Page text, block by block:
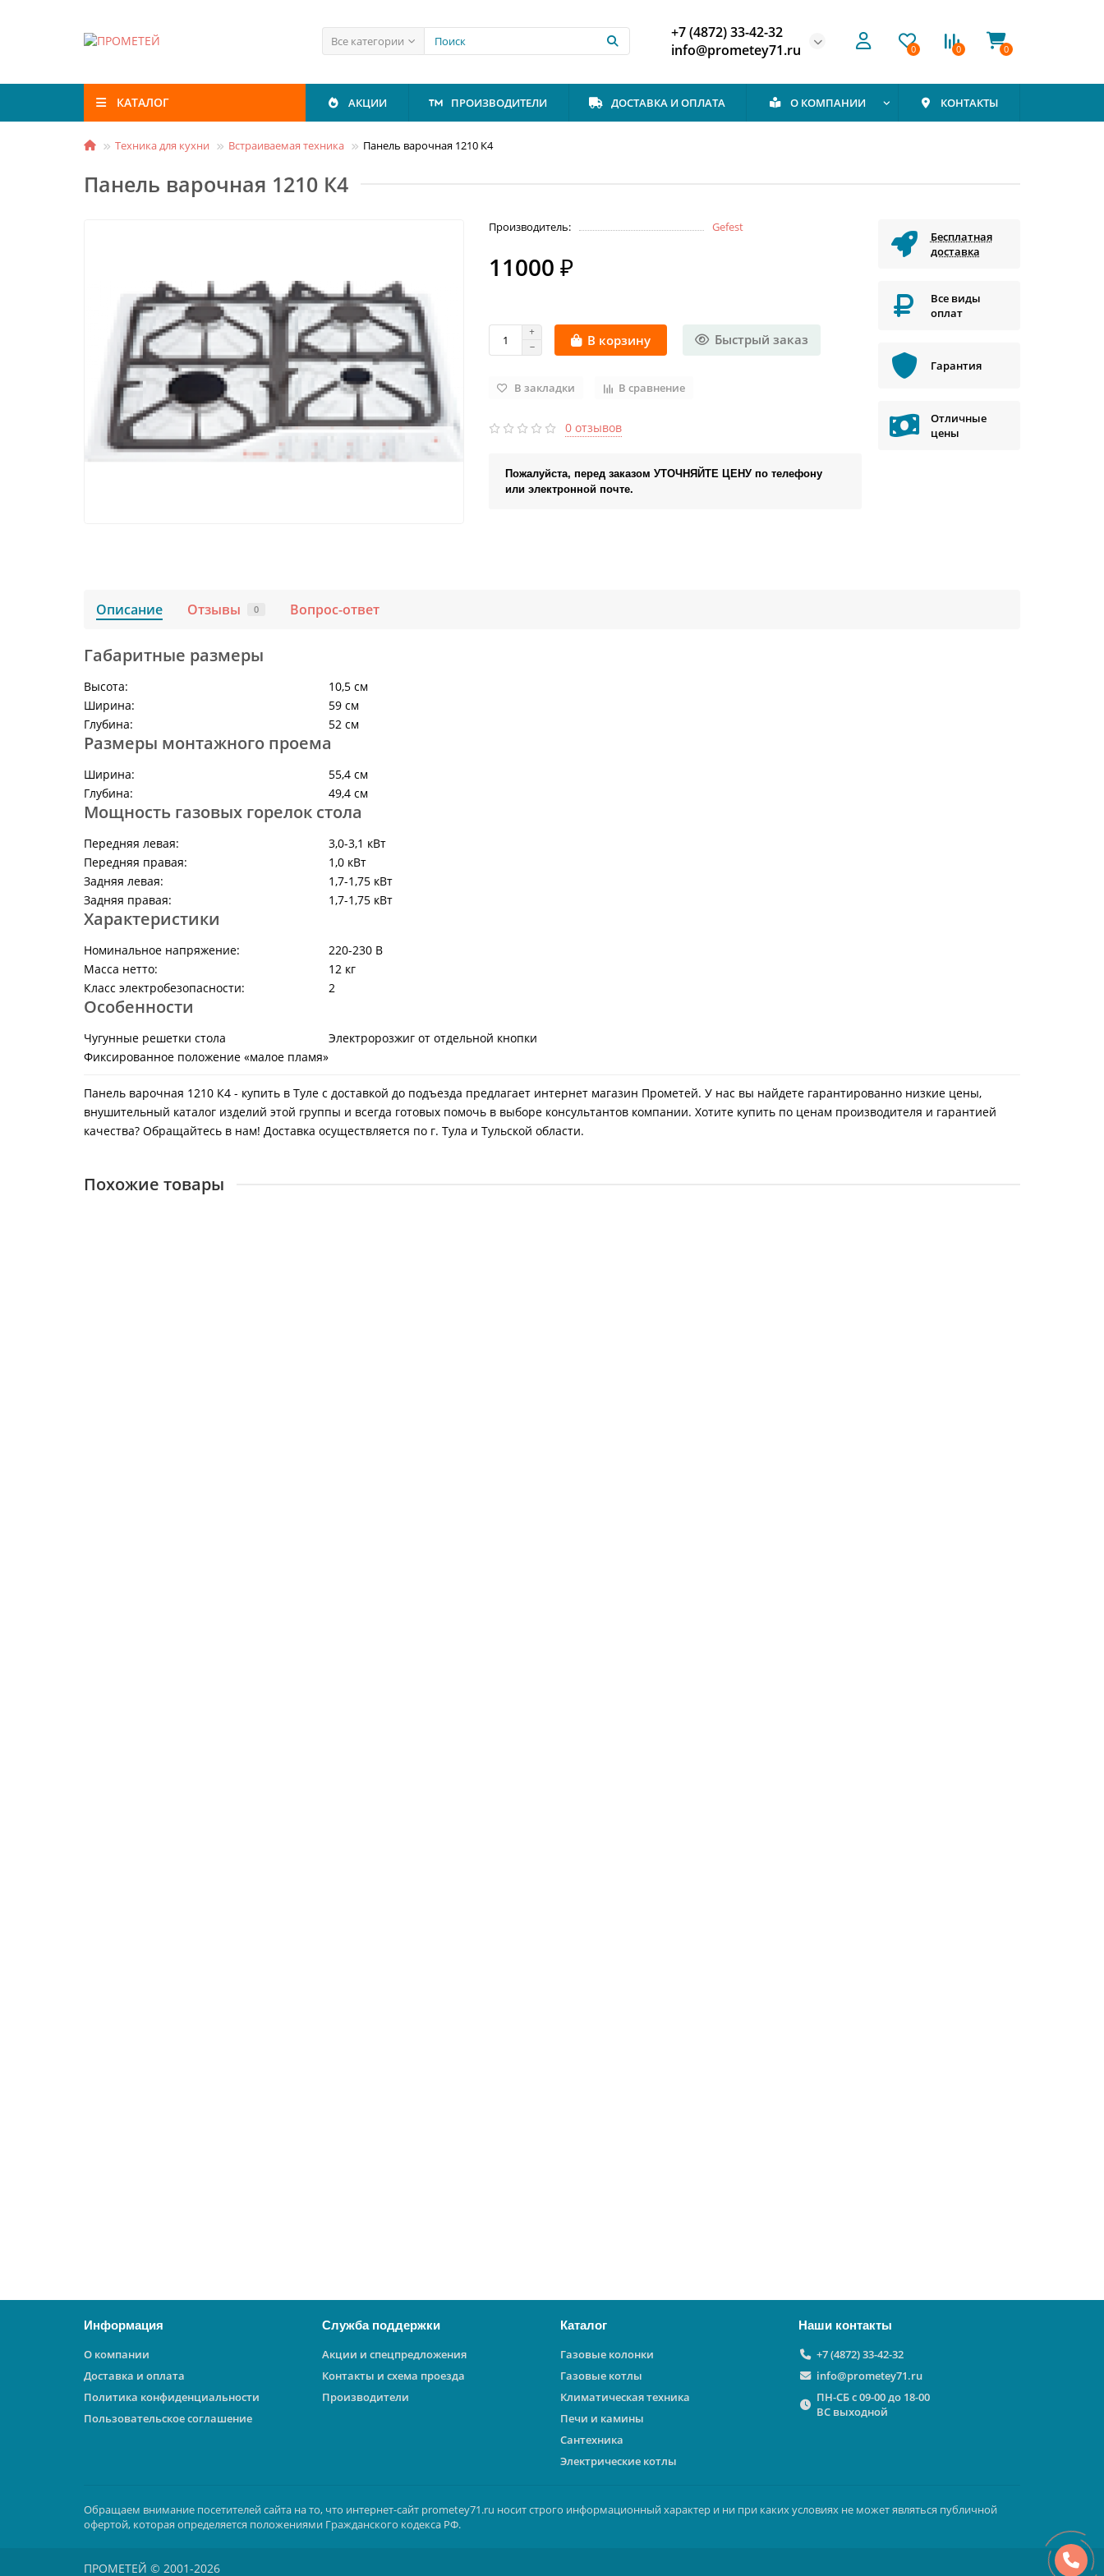
Все категории
+7 (4872) 33-42-32
info@prometey71.ru
0 0 0
КАТАЛОГ АКЦИИ ПРОИЗВОДИТЕЛИ ДОСТАВКА И ОПЛАТА О КОМПАНИИ КОНТАКТЫ
Техника для кухни Встраиваемая техника Панель варочная 1210 К4
Панель варочная 1210 К4
Производитель: Gefest
11000 ₽
В корзину Быстрый заказ
В закладки В сравнение
0 отзывов
Пожалуйста, перед заказом УТОЧНЯЙТЕ ЦЕНУ по телефону
или электронной почте.
Бесплатная
доставка
Все виды
оплат
Гарантия
Отличные
цены
Описание Отзывы 0 Вопрос-ответ
Габаритные размеры
Высота:
10,5 см
Ширина:
59 см
Глубина:
52 см
Размеры монтажного проема
Ширина:
55,4 см
Глубина:
49,4 см
Мощность газовых горелок стола
Передняя левая:
3,0-3,1 кВт
Передняя правая:
1,0 кВт
Задняя левая:
1,7-1,75 кВт
Задняя правая:
1,7-1,75 кВт
Характеристики
Номинальное напряжение:
220-230 В
Масса нетто:
12 кг
Класс электробезопасности:
2
Особенности
Чугунные решетки стола
Электророзжиг от отдельной кнопки
Фиксированное положение «малое пламя»
Панель варочная 1210 К4 - купить в Туле с доставкой до подъезда предлагает интернет магазин Прометей. У нас вы найдете гарантированно низкие цены,
внушительный каталог изделий этой группы и всегда готовых помочь в выборе консультантов компании. Хотите купить по ценам производителя и гарантией
качества? Обращайтесь в нам! Доставка осуществляется по г. Тула и Тульской области.
Похожие товары
Информация
О компании
Доставка и оплата
Политика конфиденциальности
Пользовательское соглашение
Служба поддержки
Акции и спецпредложения
Контакты и схема проезда
Производители
Каталог
Газовые колонки
Газовые котлы
Климатическая техника
Печи и камины
Сантехника
Электрические котлы
Наши контакты
+7 (4872) 33-42-32
info@prometey71.ru
ПН-СБ с 09-00 до 18-00
ВС выходной
Обращаем внимание посетителей сайта на то, что интернет-сайт prometey71.ru носит строго информационный характер и ни при каких условиях не может являться публичной
офертой, которая определяется положениями Гражданского кодекса РФ.
ПРОМЕТЕЙ © 2001-2026